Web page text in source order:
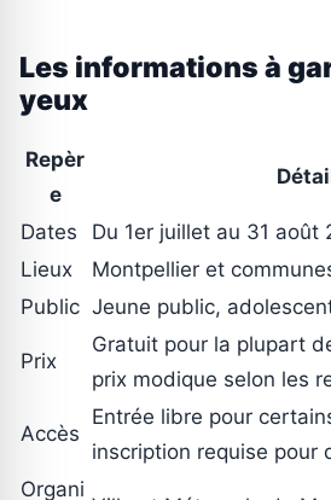
Les informations à
yeux
Repèr
e
Dates
Du 1er juillet au 31 août
Lieux
Montpellier et
Public Jeune public,
Prix
Gratuit pour la plupart
prix modique selon les
Accès
Entrée libre pour
inscription requise pour
Organi